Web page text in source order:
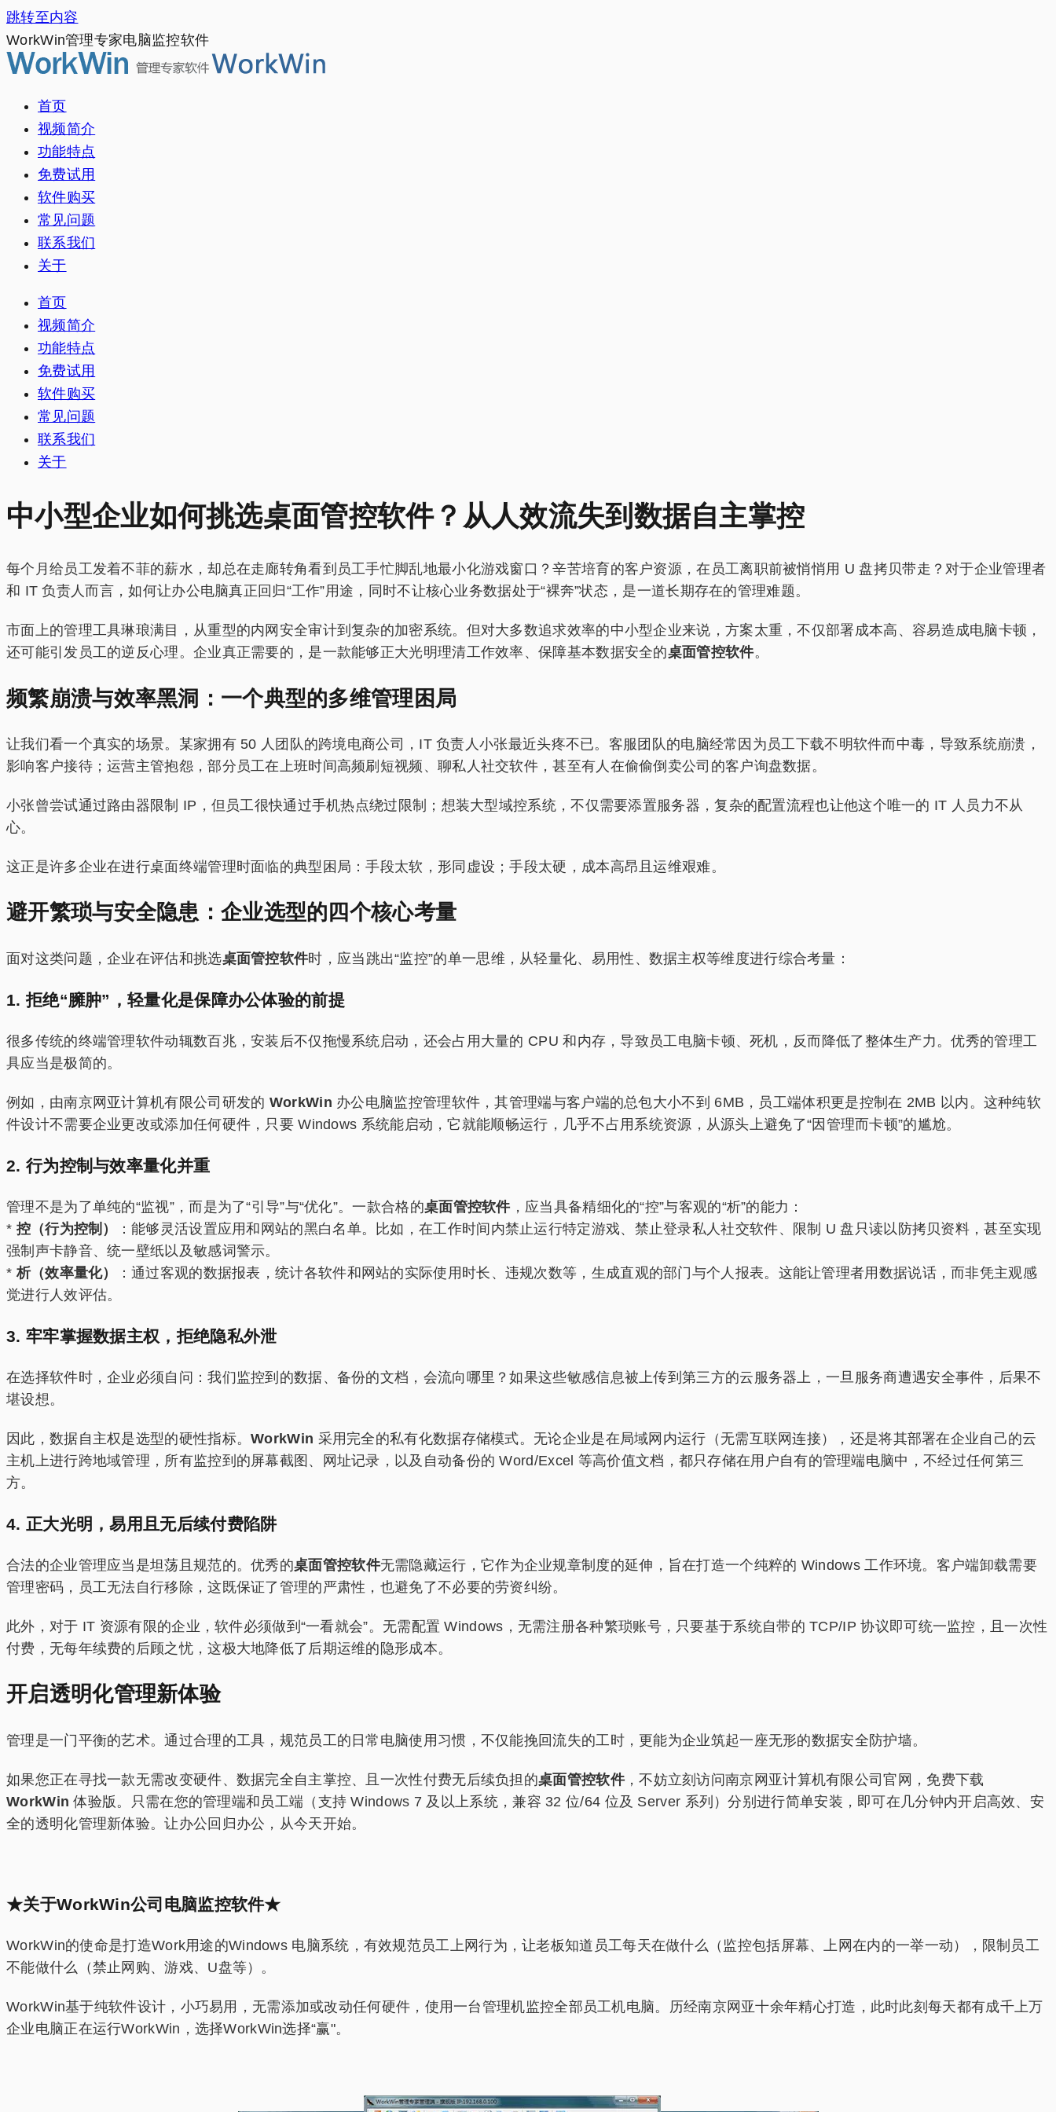
跳转至内容
WorkWin管理专家电脑监控软件
首页
视频简介
功能特点
免费试用
软件购买
常见问题
联系我们
关于
首页
视频简介
功能特点
免费试用
软件购买
常见问题
联系我们
关于
中小型企业如何挑选桌面管控软件？从人效流失到数据自主掌控
每个月给员工发着不菲的薪水，却总在走廊转角看到员工手忙脚乱地最小化游戏窗口？辛苦培育的客户资源，在员工离职前被悄悄用 U 盘拷贝带走？对于企业管理者
和 IT 负责人而言，如何让办公电脑真正回归“工作”用途，同时不让核心业务数据处于“裸奔”状态，是一道长期存在的管理难题。
市面上的管理工具琳琅满目，从重型的内网安全审计到复杂的加密系统。但对大多数追求效率的中小型企业来说，方案太重，不仅部署成本高、容易造成电脑卡顿，
还可能引发员工的逆反心理。企业真正需要的，是一款能够正大光明理清工作效率、保障基本数据安全的桌面管控软件。
频繁崩溃与效率黑洞：一个典型的多维管理困局
让我们看一个真实的场景。某家拥有 50 人团队的跨境电商公司，IT 负责人小张最近头疼不已。客服团队的电脑经常因为员工下载不明软件而中毒，导致系统崩溃，
影响客户接待；运营主管抱怨，部分员工在上班时间高频刷短视频、聊私人社交软件，甚至有人在偷偷倒卖公司的客户询盘数据。
小张曾尝试通过路由器限制 IP，但员工很快通过手机热点绕过限制；想装大型域控系统，不仅需要添置服务器，复杂的配置流程也让他这个唯一的 IT 人员力不从
心。
这正是许多企业在进行桌面终端管理时面临的典型困局：手段太软，形同虚设；手段太硬，成本高昂且运维艰难。
避开繁琐与安全隐患：企业选型的四个核心考量
面对这类问题，企业在评估和挑选桌面管控软件时，应当跳出“监控”的单一思维，从轻量化、易用性、数据主权等维度进行综合考量：
1. 拒绝“臃肿”，轻量化是保障办公体验的前提
很多传统的终端管理软件动辄数百兆，安装后不仅拖慢系统启动，还会占用大量的 CPU 和内存，导致员工电脑卡顿、死机，反而降低了整体生产力。优秀的管理工
具应当是极简的。
例如，由南京网亚计算机有限公司研发的 WorkWin 办公电脑监控管理软件，其管理端与客户端的总包大小不到 6MB，员工端体积更是控制在 2MB 以内。这种纯软
件设计不需要企业更改或添加任何硬件，只要 Windows 系统能启动，它就能顺畅运行，几乎不占用系统资源，从源头上避免了“因管理而卡顿”的尴尬。
2. 行为控制与效率量化并重
管理不是为了单纯的“监视”，而是为了“引导”与“优化”。一款合格的桌面管控软件，应当具备精细化的“控”与客观的“析”的能力：
* 控（行为控制）
：能够灵活设置应用和网站的黑白名单。比如，在工作时间内禁止运行特定游戏、禁止登录私人社交软件、限制 U 盘只读以防拷贝资料，甚至实现
强制声卡静音、统一壁纸以及敏感词警示。
*析（效率量化）
：通过客观的数据报表，统计各软件和网站的实际使用时长、违规次数等，生成直观的部门与个人报表。这能让管理者用数据说话，而非凭主观感
觉进行人效评估。
3. 牢牢掌握数据主权，拒绝隐私外泄
在选择软件时，企业必须自问：我们监控到的数据、备份的文档，会流向哪里？如果这些敏感信息被上传到第三方的云服务器上，一旦服务商遭遇安全事件，后果不
堪设想。
因此，数据自主权是选型的硬性指标。WorkWin 采用完全的私有化数据存储模式。无论企业是在局域网内运行（无需互联网连接），还是将其部署在企业自己的云
主机上进行跨地域管理，所有监控到的屏幕截图、网址记录，以及自动备份的 Word/Excel 等高价值文档，都只存储在用户自有的管理端电脑中，不经过任何第三
方。
4. 正大光明，易用且无后续付费陷阱
合法的企业管理应当是坦荡且规范的。优秀的桌面管控软件无需隐藏运行，它作为企业规章制度的延伸，旨在打造一个纯粹的 Windows 工作环境。客户端卸载需要
管理密码，员工无法自行移除，这既保证了管理的严肃性，也避免了不必要的劳资纠纷。
此外，对于 IT 资源有限的企业，软件必须做到“一看就会”。无需配置 Windows，无需注册各种繁琐账号，只要基于系统自带的 TCP/IP 协议即可统一监控，且一次性
付费，无每年续费的后顾之忧，这极大地降低了后期运维的隐形成本。
开启透明化管理新体验
管理是一门平衡的艺术。通过合理的工具，规范员工的日常电脑使用习惯，不仅能挽回流失的工时，更能为企业筑起一座无形的数据安全防护墙。
如果您正在寻找一款无需改变硬件、数据完全自主掌控、且一次性付费无后续负担的桌面管控软件，不妨立刻访问南京网亚计算机有限公司官网，免费下载
WorkWin 体验版。只需在您的管理端和员工端（支持 Windows 7 及以上系统，兼容 32 位/64 位及 Server 系列）分别进行简单安装，即可在几分钟内开启高效、安
全的透明化管理新体验。让办公回归办公，从今天开始。
★关于WorkWin公司电脑监控软件★
WorkWin的使命是打造Work用途的Windows 电脑系统，有效规范员工上网行为，让老板知道员工每天在做什么（监控包括屏幕、上网在内的一举一动），限制员工
不能做什么（禁止网购、游戏、U盘等）。
WorkWin基于纯软件设计，小巧易用，无需添加或改动任何硬件，使用一台管理机监控全部员工机电脑。历经南京网亚十余年精心打造，此时此刻每天都有成千上万
企业电脑正在运行WorkWin，选择WorkWin选择“赢"。